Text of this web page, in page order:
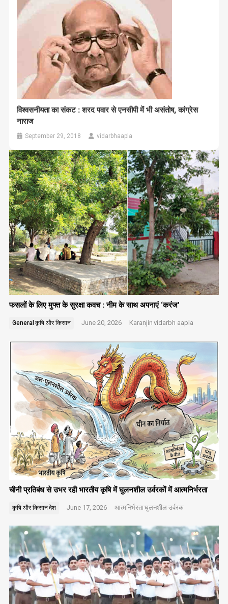
विश्वसनीयता का संकट : शरद पवार से एनसीपी में भी असंतोष, कांग्रेस
नाराज
September 29, 2018 vidarbhaapla
फसलों के लिए मुफ्त के सुरक्षा कवच : नीम के साथ अपनाएं ‘करंज’
General कृषि और किसान June 20, 2026 Karanjin vidarbh aapla
चीनी प्रतिबंध से उभर रही भारतीय कृषि में घुलनशील उर्वरकों में आत्मनिर्भरता
कृषि और किसानदेश June 17, 2026 आत्मनिर्भरताघुलनशील उर्वरक